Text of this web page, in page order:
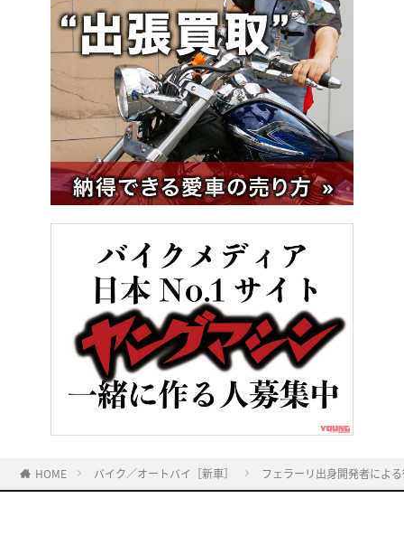
HOME バイク／オートバイ［新車］ フェラーリ出身開発者によ